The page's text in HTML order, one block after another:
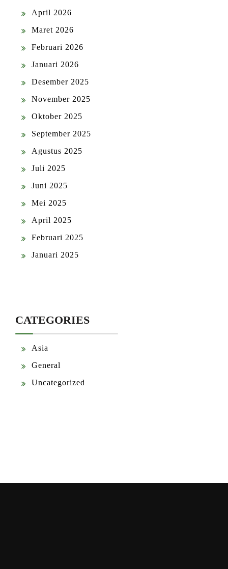
April 2026
Maret 2026
Februari 2026
Januari 2026
Desember 2025
November 2025
Oktober 2025
September 2025
Agustus 2025
Juli 2025
Juni 2025
Mei 2025
April 2025
Februari 2025
Januari 2025
CATEGORIES
Asia
General
Uncategorized